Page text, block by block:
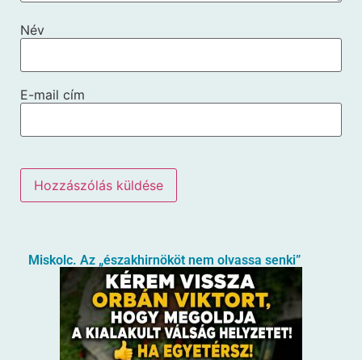
Név
E-mail cím
Miskolc. Az „északhirnököt nem olvassa senki”